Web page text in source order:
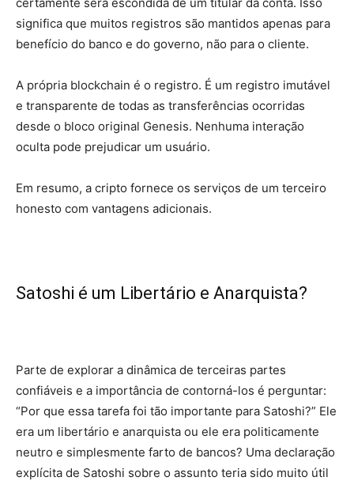
significa que muitos registros são mantidos apenas para
benefício do banco e do governo, não para o cliente.
A própria blockchain é o registro. É um registro imutável
e transparente de todas as transferências ocorridas
desde o bloco original Genesis. Nenhuma interação
oculta pode prejudicar um usuário.
Em resumo, a cripto fornece os serviços de um terceiro
honesto com vantagens adicionais.
Satoshi é um Libertário e Anarquista?
Parte de explorar a dinâmica de terceiras partes
confiáveis e a importância de contorná-los é perguntar:
“Por que essa tarefa foi tão importante para Satoshi?” Ele
era um libertário e anarquista ou ele era politicamente
neutro e simplesmente farto de bancos? Uma declaração
explícita de Satoshi sobre o assunto teria sido muito útil